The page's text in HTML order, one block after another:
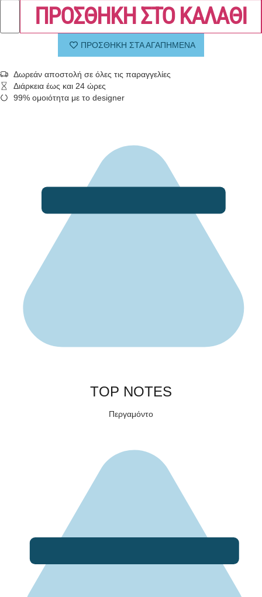
ΠΡΟΣΘΗΚΗ ΣΤΟ ΚΑΛΑΘΙ
ΠΡΟΣΘΗΚΗ ΣΤΑ ΑΓΑΠΗΜΕΝΑ
Δωρεάν αποστολή σε όλες τις παραγγελίες
Διάρκεια έως και 24 ώρες
99% ομοιότητα με το designer
TOP NOTES
Περγαμόντο